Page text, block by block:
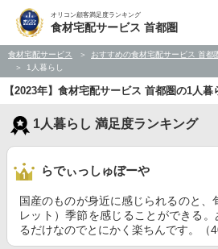
オリコン顧客満足度ランキング
食材宅配サービス 首都圏
食材宅配サービス おすすめの食材宅配サービス 首都
1人暮らし
【2023年】食材宅配サービス 首都圏の1人
1人暮らし 満足度ランキング
らでぃっしゅぼーや
国産のものが身近に感じられるのと、
レット）季節を感じることができる
るだけなのでとにかく楽ちんです。（